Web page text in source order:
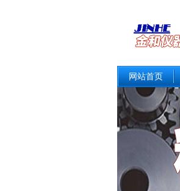
网站首页